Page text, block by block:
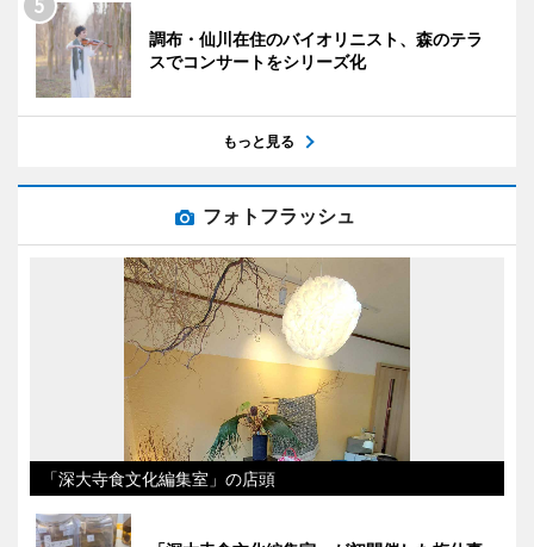
調布・仙川在住のバイオリニスト、森のテラ
スでコンサートをシリーズ化
もっと見る
フォトフラッシュ
「深大寺食文化編集室」の店頭